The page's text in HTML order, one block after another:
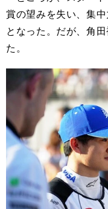
賞の望みを失い、集
となった。だが、角
た。